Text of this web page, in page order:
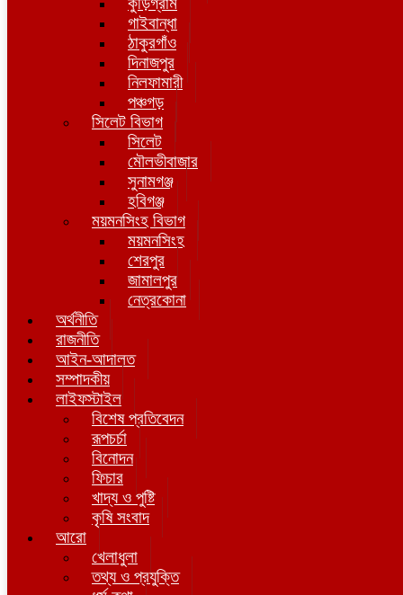
গাইবান্ধা
ঠাকুরগাঁও
দিনাজপুর
নিলফামারী
পঞ্চগড়
সিলেট বিভাগ
সিলেট
মৌলভীবাজার
সুনামগঞ্জ
হবিগঞ্জ
ময়মনসিংহ বিভাগ
ময়মনসিংহ
শেরপুর
জামালপুর
নেত্রকোনা
অর্থনীতি
রাজনীতি
আইন-আদালত
সম্পাদকীয়
লাইফস্টাইল
বিশেষ প্রতিবেদন
রূপচর্চা
বিনোদন
ফিচার
খাদ্য ও পুষ্টি
কৃষি সংবাদ
আরো
খেলাধুলা
তথ্য ও প্রযুক্তি